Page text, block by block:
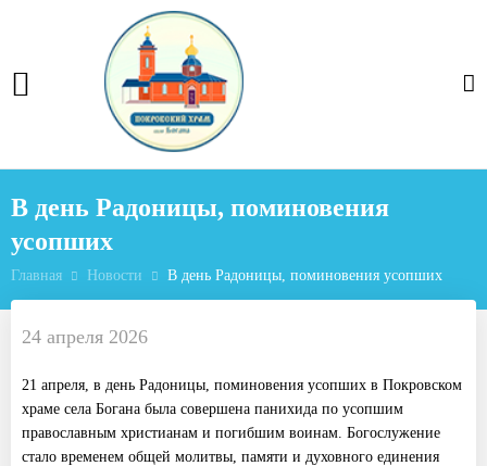
В день Радоницы, поминовения
усопших
Главная Новости В день Радоницы, поминовения усопших
24 апреля 2026
21 апреля, в день Радоницы, поминовения усопших в Покровском
храме села Богана была совершена панихида по усопшим
православным христианам и погибшим воинам. Богослужение
стало временем общей молитвы, памяти и духовного единения